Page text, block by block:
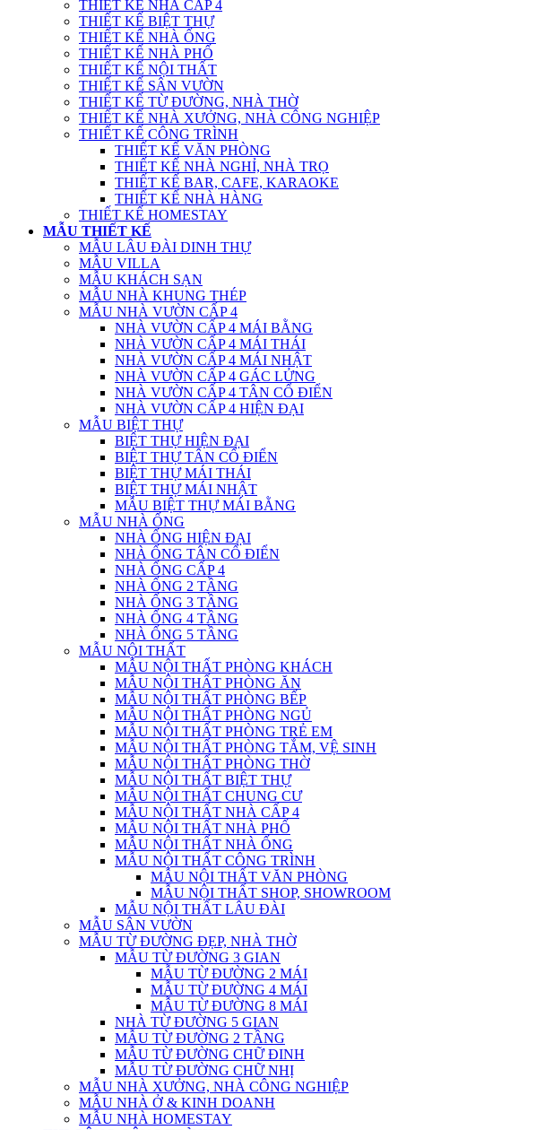
THIẾT KẾ NHÀ CẤP 4
THIẾT KẾ BIỆT THỰ
THIẾT KẾ NHÀ ỐNG
THIẾT KẾ NHÀ PHỐ
THIẾT KẾ NỘI THẤT
THIẾT KẾ SÂN VƯỜN
THIẾT KẾ TỪ ĐƯỜNG, NHÀ THỜ
THIẾT KẾ NHÀ XƯỞNG, NHÀ CÔNG NGHIỆP
THIẾT KẾ CÔNG TRÌNH
THIẾT KẾ VĂN PHÒNG
THIẾT KẾ NHÀ NGHỈ, NHÀ TRỌ
THIẾT KẾ BAR, CAFE, KARAOKE
THIẾT KẾ NHÀ HÀNG
THIẾT KẾ HOMESTAY
MẪU THIẾT KẾ
MẪU LÂU ĐÀI DINH THỰ
MẪU VILLA
MẪU KHÁCH SẠN
MẪU NHÀ KHUNG THÉP
MẪU NHÀ VƯỜN CẤP 4
NHÀ VƯỜN CẤP 4 MÁI BẰNG
NHÀ VƯỜN CẤP 4 MÁI THÁI
NHÀ VƯỜN CẤP 4 MÁI NHẬT
NHÀ VƯỜN CẤP 4 GÁC LỬNG
NHÀ VƯỜN CẤP 4 TÂN CỔ ĐIỂN
NHÀ VƯỜN CẤP 4 HIỆN ĐẠI
MẪU BIỆT THỰ
BIỆT THỰ HIỆN ĐẠI
BIỆT THỰ TÂN CỔ ĐIỂN
BIỆT THỰ MÁI THÁI
BIỆT THỰ MÁI NHẬT
MẪU BIỆT THỰ MÁI BẰNG
MẪU NHÀ ỐNG
NHÀ ỐNG HIỆN ĐẠI
NHÀ ỐNG TÂN CỔ ĐIỂN
NHÀ ỐNG CẤP 4
NHÀ ỐNG 2 TẦNG
NHÀ ỐNG 3 TẦNG
NHÀ ỐNG 4 TẦNG
NHÀ ỐNG 5 TẦNG
MẪU NỘI THẤT
MẪU NỘI THẤT PHÒNG KHÁCH
MẪU NỘI THẤT PHÒNG ĂN
MẪU NỘI THẤT PHÒNG BẾP
MẪU NỘI THẤT PHÒNG NGỦ
MẪU NỘI THẤT PHÒNG TRẺ EM
MẪU NỘI THẤT PHÒNG TẮM, VỆ SINH
MẪU NỘI THẤT PHÒNG THỜ
MẪU NỘI THẤT BIỆT THỰ
MẪU NỘI THẤT CHUNG CƯ
MẪU NỘI THẤT NHÀ CẤP 4
MẪU NỘI THẤT NHÀ PHỐ
MẪU NỘI THẤT NHÀ ỐNG
MẪU NỘI THẤT CÔNG TRÌNH
MẪU NỘI THẤT VĂN PHÒNG
MẪU NỘI THẤT SHOP, SHOWROOM
MẪU NỘI THẤT LÂU ĐÀI
MẪU SÂN VƯỜN
MẪU TỪ ĐƯỜNG ĐẸP, NHÀ THỜ
MẪU TỪ ĐƯỜNG 3 GIAN
MẪU TỪ ĐƯỜNG 2 MÁI
MẪU TỪ ĐƯỜNG 4 MÁI
MẪU TỪ ĐƯỜNG 8 MÁI
NHÀ TỪ ĐƯỜNG 5 GIAN
MẪU TỪ ĐƯỜNG 2 TẦNG
MẪU TỪ ĐƯỜNG CHỮ ĐINH
MẪU TỪ ĐƯỜNG CHỮ NHỊ
MẪU NHÀ XƯỞNG, NHÀ CÔNG NGHIỆP
MẪU NHÀ Ở & KINH DOANH
MẪU NHÀ HOMESTAY